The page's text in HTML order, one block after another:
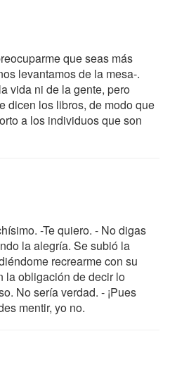
que seas más
levantamos de la mesa-.
vida ni de la gente, pero
dicen los libros, de modo que
a los individuos que son
-Te quiero. - No digas
la alegría. Se subió la
recrearme con su
la obligación de decir lo
No sería verdad. - ¡Pues
mentir, yo no.